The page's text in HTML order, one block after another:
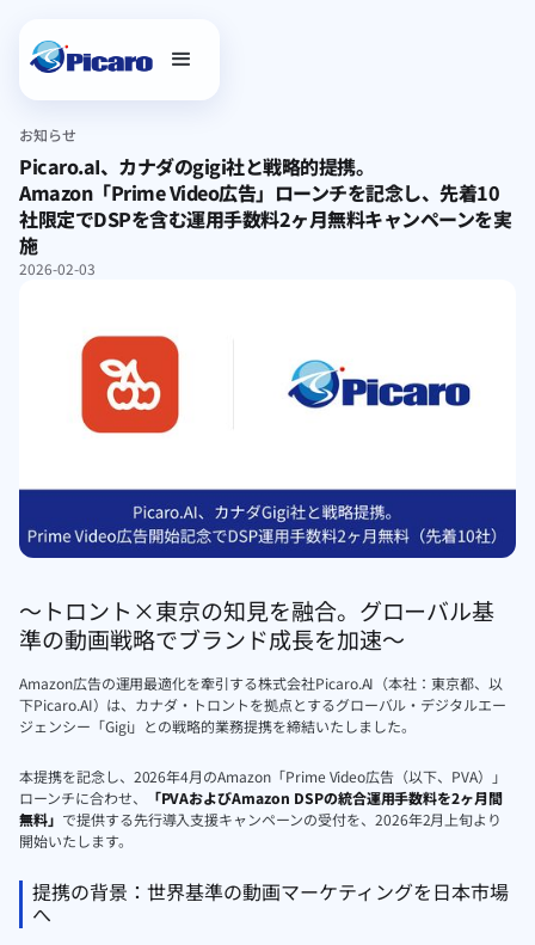
お知らせ
Picaro.aI、カナダのgigi社と戦略的提携。
Amazon「Prime Video広告」ローンチを記念し、先着10
社限定でDSPを含む運用手数料2ヶ月無料キャンペーンを実
施
2026-02-03
〜トロント×東京の知見を融合。グローバル基
準の動画戦略でブランド成長を加速〜
Amazon広告の運用最適化を牽引する株式会社Picaro.AI（本社：東京都、以
下Picaro.AI）は、カナダ・トロントを拠点とするグローバル・デジタルエー
ジェンシー「Gigi」との戦略的業務提携を締結いたしました。
本提携を記念し、2026年4月のAmazon「Prime Video広告（以下、PVA）」
ローンチに合わせ、
「PVAおよびAmazon DSPの統合運用手数料を2ヶ月間
無料」 で提供する先行導入支援キャンペーンの受付を、2026年2月上旬より
開始いたします。
提携の背景：世界基準の動画マーケティングを日本市場
へ